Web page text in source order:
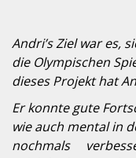
Andri’s Ziel war es,
die Olympischen
dieses Projekt hat
Er konnte gute
wie auch mental in
nochmals